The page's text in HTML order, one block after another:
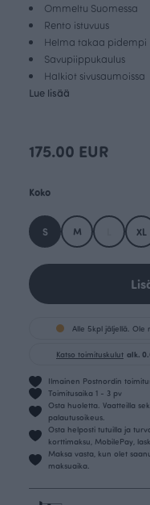
Ommeltu Suomessa
Rento istuvuus
Helma takaa pidempi
Savupiippukaulus
Halkiot sivusaumoissa
Lue lisää
175.00 EUR
Koko
S M XL
Alle 5kpl jäljellä. Ole
Katso toimituskulut alk.
Ilmainen Postnordin
Toimitusaika 1 - 3 pv
Osta huoletta. Vaatteilla
palautusoikeus.
Osta helposti tutuilla ja
korttimaksu, MobilePay,
Maksa vasta, kun olet
maksuaika.